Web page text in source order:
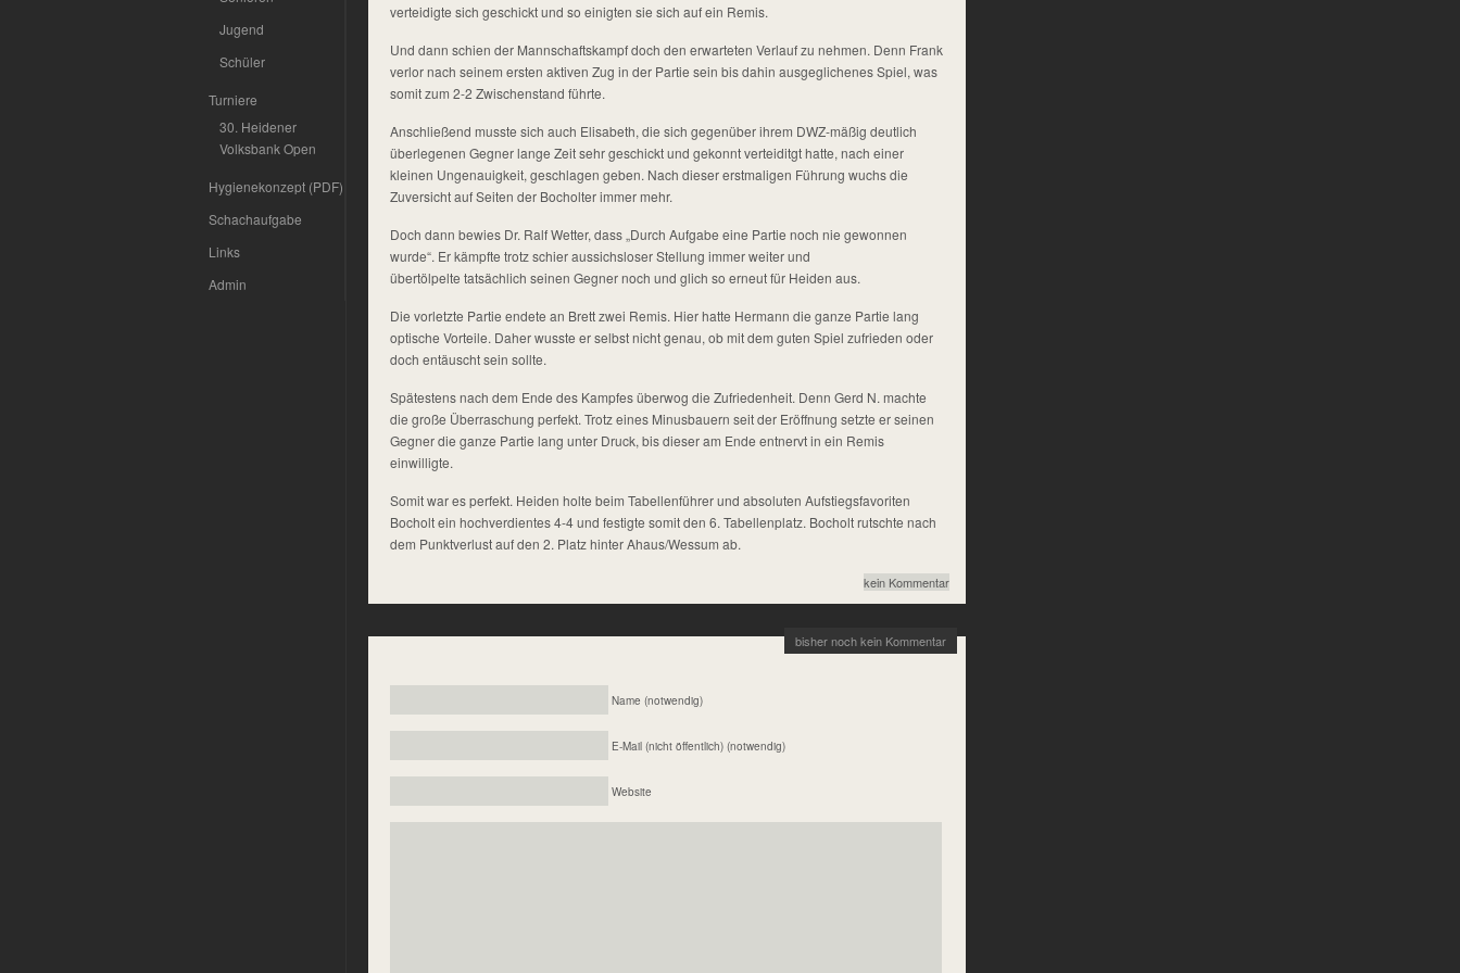
Jugend
Schüler
Turniere
30. Heidener
Volksbank Open
Hygienekonzept (PDF)
Schachaufgabe
Links
Admin
verteidigte sich geschickt und so einigten sie sich auf ein Remis.
Und dann schien der Mannschaftskampf doch den erwarteten Verlauf zu nehmen. Denn Frank
verlor nach seinem ersten aktiven Zug in der Partie sein bis dahin ausgeglichenes Spiel, was
somit zum 2-2 Zwischenstand führte.
Anschließend musste sich auch Elisabeth, die sich gegenüber ihrem DWZ-mäßig deutlich
überlegenen Gegner lange Zeit sehr geschickt und gekonnt verteiditgt hatte, nach einer
kleinen Ungenauigkeit, geschlagen geben. Nach dieser erstmaligen Führung wuchs die
Zuversicht auf Seiten der Bocholter immer mehr.
Doch dann bewies Dr. Ralf Wetter, dass „Durch Aufgabe eine Partie noch nie gewonnen
wurde“. Er kämpfte trotz schier aussichsloser Stellung immer weiter und
übertölpelte tatsächlich seinen Gegner noch und glich so erneut für Heiden aus.
Die vorletzte Partie endete an Brett zwei Remis. Hier hatte Hermann die ganze Partie lang
optische Vorteile. Daher wusste er selbst nicht genau, ob mit dem guten Spiel zufrieden oder
doch entäuscht sein sollte.
Spätestens nach dem Ende des Kampfes überwog die Zufriedenheit. Denn Gerd N. machte
die große Überraschung perfekt. Trotz eines Minusbauern seit der Eröffnung setzte er seinen
Gegner die ganze Partie lang unter Druck, bis dieser am Ende entnervt in ein Remis
einwilligte.
Somit war es perfekt. Heiden holte beim Tabellenführer und absoluten Aufstiegsfavoriten
Bocholt ein hochverdientes 4-4 und festigte somit den 6. Tabellenplatz. Bocholt rutschte nach
dem Punktverlust auf den 2. Platz hinter Ahaus/Wessum ab.
kein Kommentar
bisher noch kein Kommentar
Name (notwendig)
E-Mail (nicht öffentlich) (notwendig)
Website